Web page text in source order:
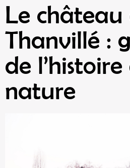
Le château
Thanvillé :
de
nature